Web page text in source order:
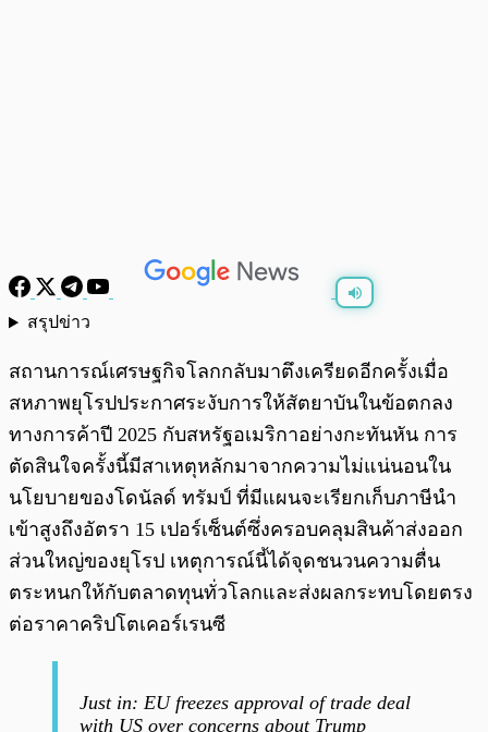
สรุปข่าว
สถานการณ์เศรษฐกิจโลกกลับมาตึงเครียดอีกครั้งเมื่อ
สหภาพยุโรปประกาศระงับการให้สัตยาบันในข้อตกลง
ทางการค้าปี 2025 กับสหรัฐอเมริกาอย่างกะทันหัน การ
ตัดสินใจครั้งนี้มีสาเหตุหลักมาจากความไม่แน่นอนใน
นโยบายของโดนัลด์ ทรัมป์ ที่มีแผนจะเรียกเก็บภาษีนำ
เข้าสูงถึงอัตรา 15 เปอร์เซ็นต์ซึ่งครอบคลุมสินค้าส่งออก
ส่วนใหญ่ของยุโรป เหตุการณ์นี้ได้จุดชนวนความตื่น
ตระหนกให้กับตลาดทุนทั่วโลกและส่งผลกระทบโดยตรง
ต่อราคาคริปโตเคอร์เรนซี
Just in: EU freezes approval of trade deal
with US over concerns about Trump